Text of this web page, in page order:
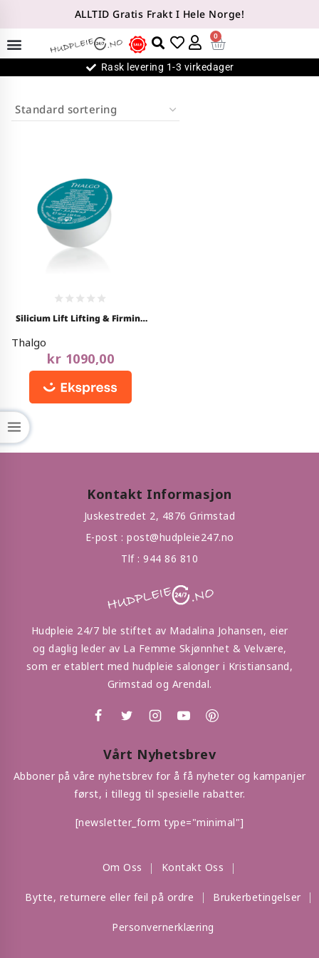
ALLTID Gratis Frakt I Hele Norge!
0
Rask levering 1-3 virkedager
0
Silicium Lift Lifting & Firming
Thalgo
kr 1090,00
Kontakt Informasjon
Juskestredet 2, 4876 Grimstad
E-post : post@hudpleie247.no
Tlf : 944 86 810
Hudpleie 24/7 ble stiftet av Madalina Johansen, eier
og daglig leder av La Femme Skjønnhet & Velvære,
som er etablert med hudpleie salonger i Kristiansand,
Grimstad og Arendal.
Vårt Nyhetsbrev
Abboner på våre nyhetsbrev for å få nyheter og kampanjer
først, i tillegg til spesielle rabatter.
[newsletter_form type="minimal"]
Om Oss Kontakt Oss
Bytte, returnere eller feil på ordre Brukerbetingelser
Personvernerklæring